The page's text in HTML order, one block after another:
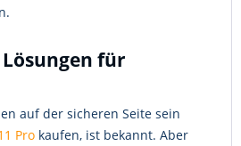
für
auf der sicheren Seite sein
Pro kaufen, ist bekannt. Aber